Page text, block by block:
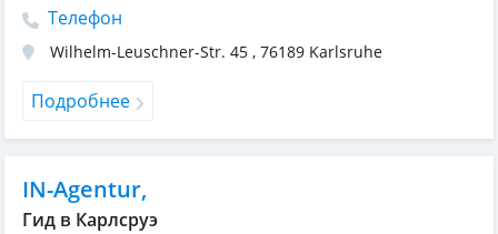
Телефон
Wilhelm-Leuschner-Str. 45 , 76189 Karlsruhe
Подробнее
IN-Agentur,
Гид в Карлсруэ